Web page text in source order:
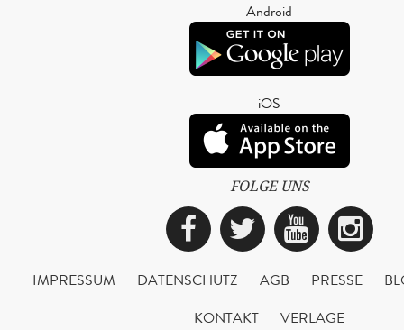
Android
iOS
FOLGE UNS
Facebook
Twitter
IMPRESSUM DATENSCHUTZ AGB PRESSE
KONTAKT
VERLAGE